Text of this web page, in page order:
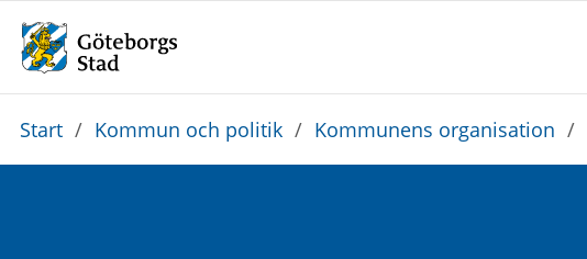
Du
är
Start / Kommun och politik / Kommunens organisation /